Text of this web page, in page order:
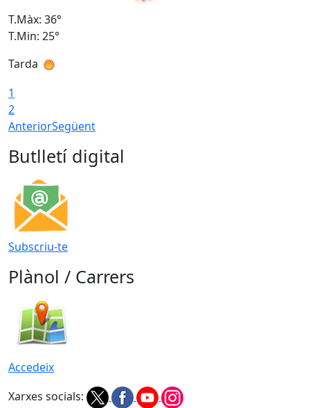
T.Màx: 36°
T.Min: 25°
Tarda
1
2
AnteriorSegüent
Butlletí digital
Subscriu-te
Plànol / Carrers
Accedeix
Xarxes socials: